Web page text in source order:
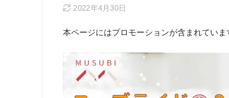
2022年4月30日
本ページにはプロモーションが含まれていま